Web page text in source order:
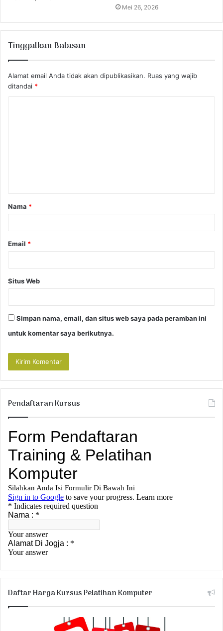
Mei 26, 2026
Tinggalkan Balasan
Alamat email Anda tidak akan dipublikasikan. Ruas yang wajib
ditandai *
a
r
Nama *
Email *
Situs Web
Simpan nama, email, dan situs web saya pada peramban ini
untuk komentar saya berikutnya.
Pendaftaran Kursus
Daftar Harga Kursus Pelatihan Komputer